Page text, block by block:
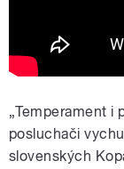
„Temperament i
posluchači
slovenských